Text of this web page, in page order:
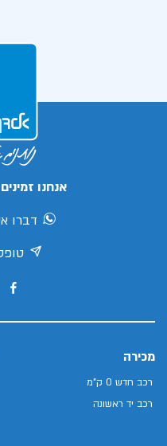
אנחנו
דברו
מכירה
רכב חדש 0 ק"מ
רכב יד ראשונה